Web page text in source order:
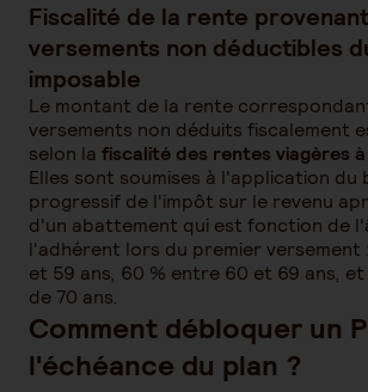
Fiscalité de la rente
versements non déductibles
imposable
Le montant de la rente
versements non déduits fiscalement
selon la fiscalité des rentes viagères
Elles sont soumises à l'application du
progressif de l'impôt sur le revenu
d'un abattement qui est fonction de
l'adhérent lors du premier versement
et 59 ans, 60 % entre 60 et 69 ans,
de 70 ans.
Comment débloquer un
l'échéance du plan ?